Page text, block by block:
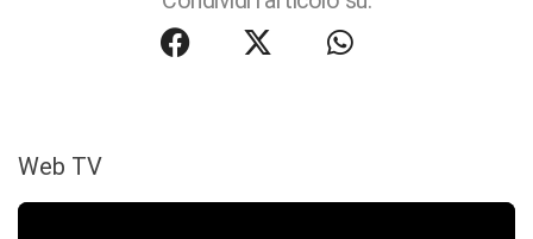
Web TV